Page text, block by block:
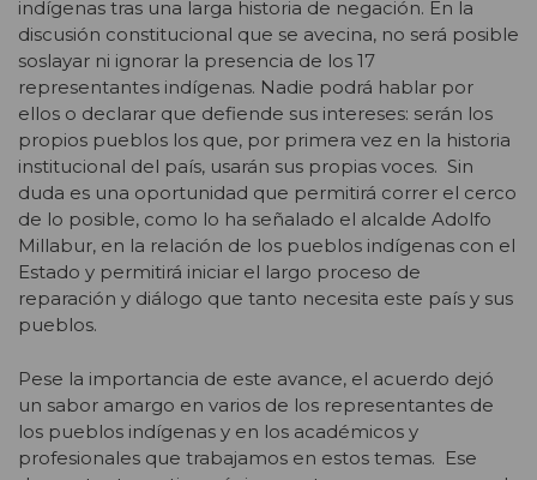
indígenas tras una larga historia de negación. En la
discusión constitucional que se avecina, no será posible
soslayar ni ignorar la presencia de los 17
representantes indígenas. Nadie podrá hablar por
ellos o declarar que defiende sus intereses: serán los
propios pueblos los que, por primera vez en la historia
institucional del país, usarán sus propias voces. Sin
duda es una oportunidad que permitirá correr el cerco
de lo posible, como lo ha señalado el alcalde Adolfo
Millabur, en la relación de los pueblos indígenas con el
Estado y permitirá iniciar el largo proceso de
reparación y diálogo que tanto necesita este país y sus
pueblos.
Pese la importancia de este avance, el acuerdo dejó
un sabor amargo en varios de los representantes de
los pueblos indígenas y en los académicos y
profesionales que trabajamos en estos temas. Ese